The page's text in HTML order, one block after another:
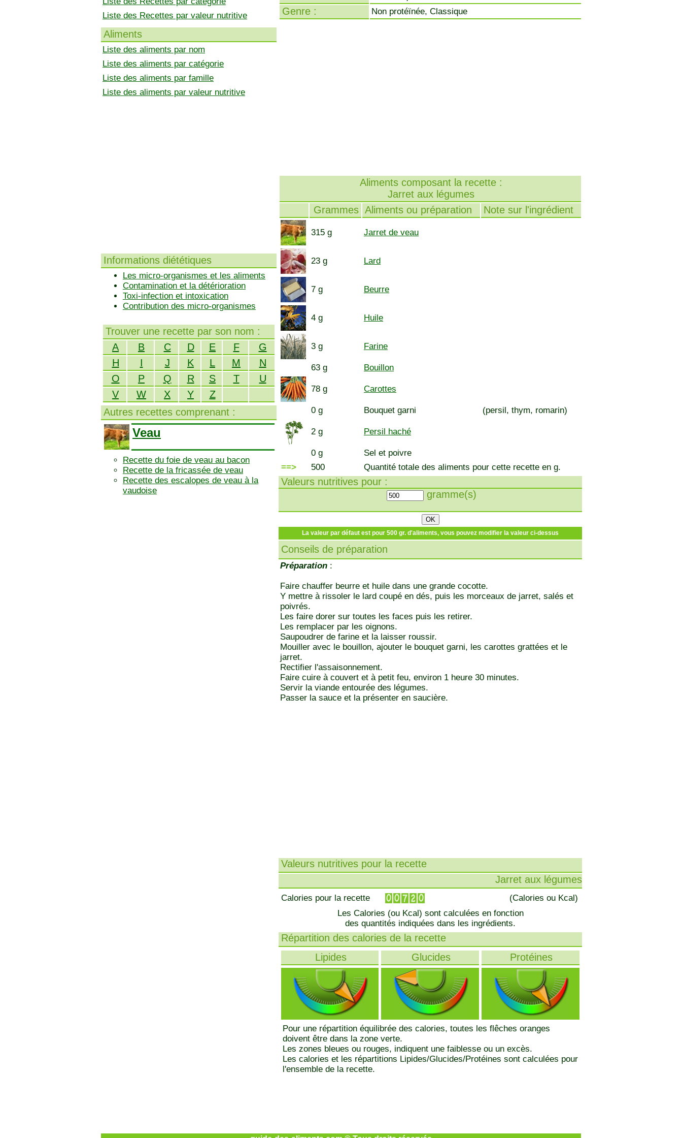
Liste des Recettes par valeur nutritive
Aliments
Liste des aliments par nom
Liste des aliments par catégorie
Liste des aliments par famille
Liste des aliments par valeur nutritive
Informations diététiques
Les micro-organismes et les aliments
Contamination et la détérioration
Toxi-infection et intoxication
Contribution des micro-organismes
Trouver une recette par son nom :
A
B C D E F
G
H
I J K L M
N
O
P Q R S T
U
V
W X Y
Z
Autres recettes comprenant :
Veau
Recette du foie de veau au bacon
Recette de la fricassée de veau
Recette des escalopes de veau à la
vaudoise
Genre : Non protéïnée, Classique
Aliments composant la recette :
Jarret aux légumes
Grammes Aliments ou préparation Note sur l'ingrédient
315 g Jarret de veau
23 g Lard
7 g Beurre
4 g Huile
3 g Farine
63 g Bouillon
78 g Carottes
0 g Bouquet garni (persil, thym, romarin)
2 g Persil haché
0 g
Sel et poivre
==>
500 Quantité totale des aliments pour cette recette en g.
Valeurs nutritives pour :
gramme(s)
La valeur par défaut est pour 500 gr. d'aliments, vous pouvez modifier la valeur ci-dessus
Conseils de préparation
Préparation :
Faire chauffer beurre et huile dans une grande cocotte.
Y mettre à rissoler le lard coupé en dés, puis les morceaux de jarret, salés et
poivrés.
Les faire dorer sur toutes les faces puis les retirer.
Les remplacer par les oignons.
Saupoudrer de farine et la laisser roussir.
Mouiller avec le bouillon, ajouter le bouquet garni, les carottes grattées et le
jarret.
Rectifier l'assaisonnement.
Faire cuire à couvert et à petit feu, environ 1 heure 30 minutes.
Servir la viande entourée des légumes.
Passer la sauce et la présenter en saucière.
Valeurs nutritives pour la recette
Jarret aux légumes
Calories pour la recette
(Calories ou Kcal)
Les Calories (ou Kcal) sont calculées en fonction
des quantités indiquées dans les ingrédients.
Répartition des calories de la recette
Lipides
Glucides Protéines
Pour une répartition équilibrée des calories, toutes les flêches oranges
doivent être dans la zone verte.
Les zones bleues ou rouges, indiquent une faiblesse ou un excès.
Les calories et les répartitions Lipides/Glucides/Protéines sont calculées pour
l'ensemble de la recette.